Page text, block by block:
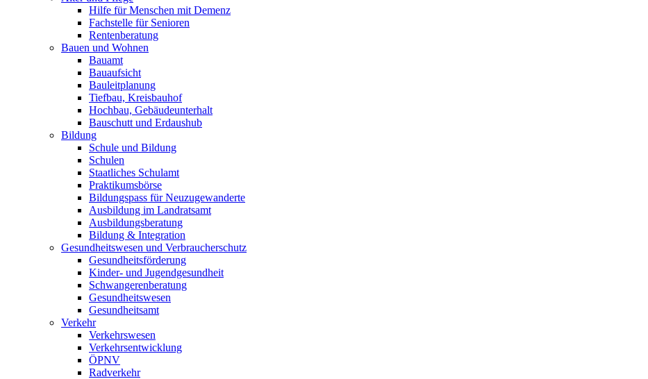
Hilfe für Menschen mit Demenz
Fachstelle für Senioren
Rentenberatung
Bauen und Wohnen
Bauamt
Bauaufsicht
Bauleitplanung
Tiefbau, Kreisbauhof
Hochbau, Gebäudeunterhalt
Bauschutt und Erdaushub
Bildung
Schule und Bildung
Schulen
Staatliches Schulamt
Praktikumsbörse
Bildungspass für Neuzugewanderte
Ausbildung im Landratsamt
Ausbildungsberatung
Bildung & Integration
Gesundheitswesen und Verbraucherschutz
Gesundheitsförderung
Kinder- und Jugendgesundheit
Schwangerenberatung
Gesundheitswesen
Gesundheitsamt
Verkehr
Verkehrswesen
Verkehrsentwicklung
ÖPNV
Radverkehr